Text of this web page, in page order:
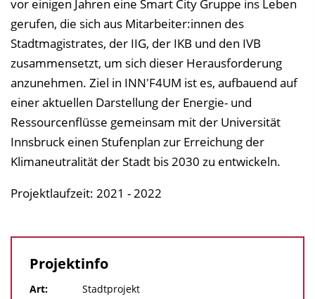
vor einigen Jahren eine Smart City Gruppe ins Leben
gerufen, die sich aus Mitarbeiter:innen des
Stadtmagistrates, der IIG, der IKB und den IVB
zusammensetzt, um sich dieser Herausforderung
anzunehmen. Ziel in INN'F4UM ist es, aufbauend auf
einer aktuellen Darstellung der Energie- und
Ressourcenflüsse gemeinsam mit der Universität
Innsbruck einen Stufenplan zur Erreichung der
Klimaneutralität der Stadt bis 2030 zu entwickeln.
Projektlaufzeit: 2021 - 2022
Projektinfo
Art:
Stadtprojekt